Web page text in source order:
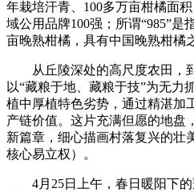
年栽培汗青、100多万亩柑橘面
域公用品牌100强；所谓“985”是
亩晚熟柑橘，具有中国晚熟柑橘
从丘陵深处的高尺度农田，
以“藏粮于地、藏粮于技”为无力
植中厚植特色劣势，通过精湛加
产链价值。这片充满但愿的地盘
新篇章，细心描画村落复兴的壮
核心易立权）。
4月25日上午，春日暖阳下的